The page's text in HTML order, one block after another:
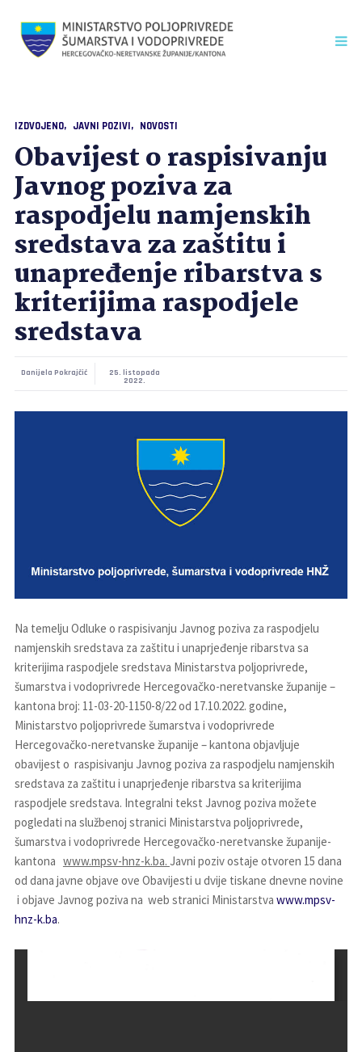
IZDVOJENO JAVNI POZIVI NOVOSTI
Obavijest o raspisivanju
Javnog poziva za
raspodjelu namjenskih
sredstava za zaštitu i
unapređenje ribarstva s
kriterijima raspodjele
sredstava
Danijela Pokrajčić
25. listopada
2022.
Na temelju Odluke o raspisivanju Javnog poziva za raspodjelu
namjenskih sredstava za zaštitu i unaprjeđenje ribarstva sa
kriterijima raspodjele sredstava Ministarstva poljoprivrede,
šumarstva i vodoprivrede Hercegovačko-neretvanske županije –
kantona broj: 11-03-20-1150-8/22 od 17.10.2022. godine,
Ministarstvo poljoprivrede šumarstva i vodoprivrede
Hercegovačko-neretvanske županije – kantona objavljuje
obavijest o raspisivanju Javnog poziva za raspodjelu namjenskih
sredstava za zaštitu i unaprjeđenje ribarstva sa kriterijima
raspodjele sredstava. Integralni tekst Javnog poziva možete
pogledati na službenoj stranici Ministarstva poljoprivrede,
šumarstva i vodoprivrede Hercegovačko-neretvanske županije-
kantona www.mpsv-hnz-k.ba. Javni poziv ostaje otvoren 15 dana
od dana javne objave ove Obavijesti u dvije tiskane dnevne novine
i objave Javnog poziva na web stranici Ministarstva www.mpsv-
hnz-k.ba.